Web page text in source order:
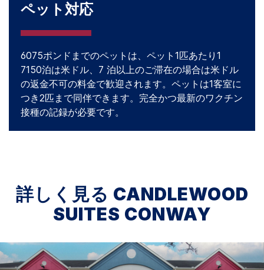
ペット対応
6075ポンドまでのペットは、ペット1匹あたり1
7150泊は米ドル、7 泊以上のご滞在の場合は米ドル
の返金不可の料金で歓迎されます。ペットは1客室に
つき2匹まで同伴できます。完全かつ最新のワクチン
接種の記録が必要です。
詳しく見る CANDLEWOOD
SUITES CONWAY